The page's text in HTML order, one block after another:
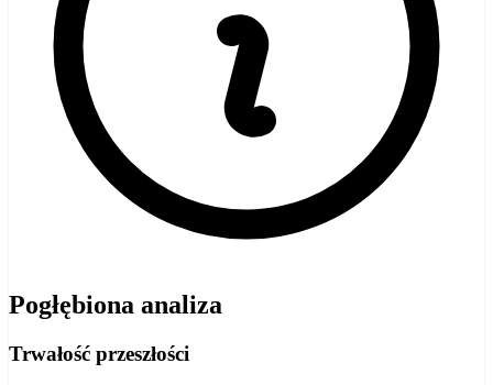
Pogłębiona analiza
Trwałość przeszłości